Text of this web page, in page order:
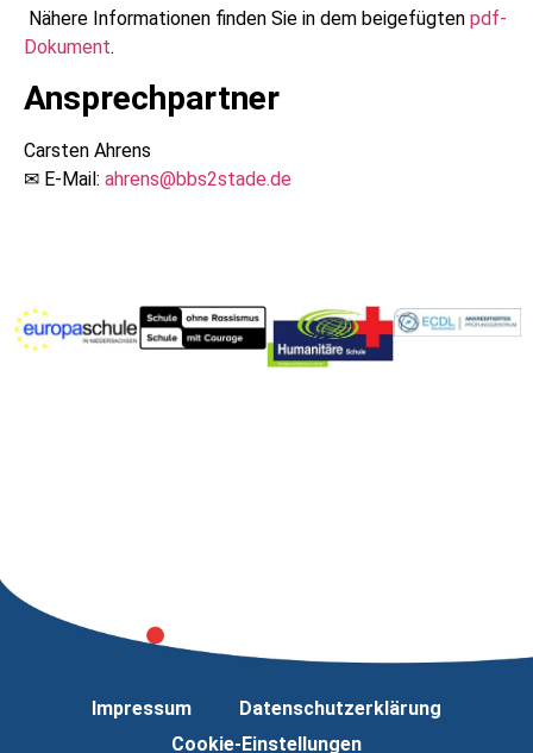
Nähere Informationen finden Sie in dem beigefügten pdf-
Dokument.
Ansprechpartner
Carsten Ahrens
✉ E-Mail: ahrens@bbs2stade.de
Impressum
Datenschutzerklärung
Cookie-Einstellungen